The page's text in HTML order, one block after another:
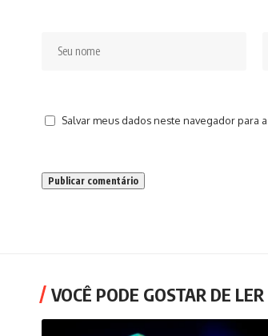
Salvar meus dados neste navegador para
VOCÊ PODE GOSTAR DE LER